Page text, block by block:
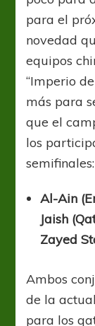
para el
novedad
equipos
“Imperio
más para
que el
los
semifinales:
Al-Ain
Jaish
Zayed
Ambos
de la
para los